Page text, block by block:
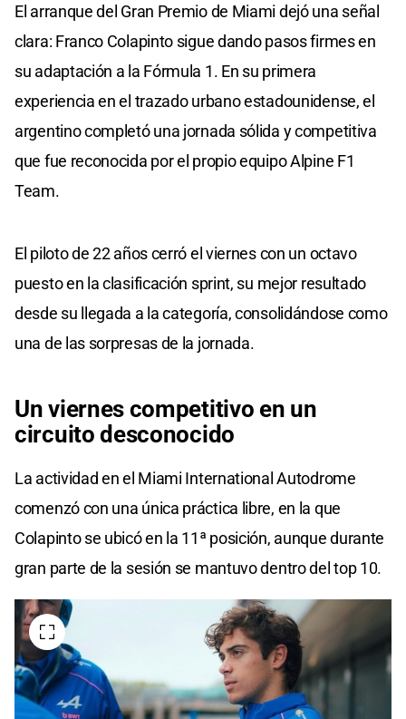
El arranque del Gran Premio de Miami dejó una señal
clara: Franco Colapinto sigue dando pasos firmes en
su adaptación a la Fórmula 1. En su primera
experiencia en el trazado urbano estadounidense, el
argentino completó una jornada sólida y competitiva
que fue reconocida por el propio equipo Alpine F1
Team.
El piloto de 22 años cerró el viernes con un octavo
puesto en la clasificación sprint, su mejor resultado
desde su llegada a la categoría, consolidándose como
una de las sorpresas de la jornada.
Un viernes competitivo en un
circuito desconocido
La actividad en el Miami International Autodrome
comenzó con una única práctica libre, en la que
Colapinto se ubicó en la 11ª posición, aunque durante
gran parte de la sesión se mantuvo dentro del top 10.